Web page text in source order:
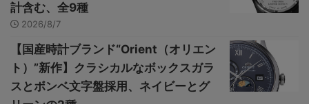
計含む、全9種
2026/8/7
【国産時計ブランド“Orient（オリエン
ト）”新作】クラシカルなボックスガラ
スとボンベ文字盤採用、ネイビーとグ